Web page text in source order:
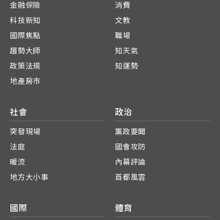
金融保險
科技新知
國際焦點
趨勢大師
政策法規
地產房市
消費
文教
職場
知天氣
知運勢
社會
突發現場
法庭
暖流
地方大小事
政治
黨政要聞
國會攻防
內幕評論
首都風雲
國際 體育